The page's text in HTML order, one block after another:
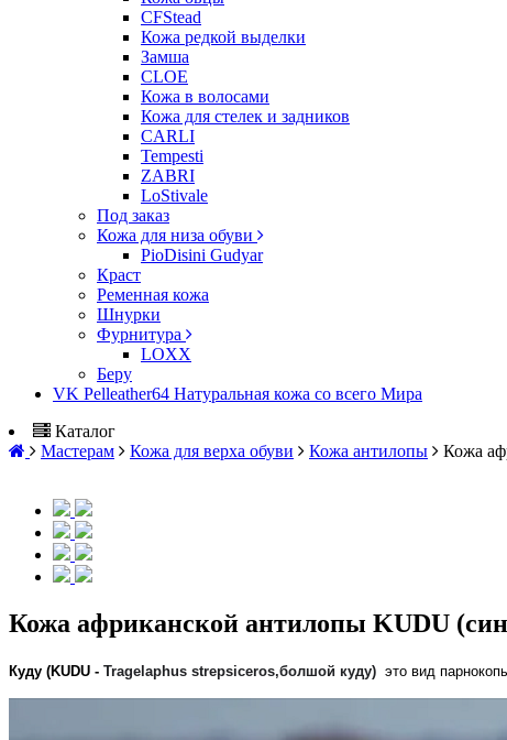
CFStead
Кожа редкой выделки
Замша
CLOE
Кожа в волосами
Кожа для стелек и задников
CARLI
Tempesti
ZABRI
LoStivale
Под заказ
Кожа для низа обуви
PioDisini Gudyar
Краст
Ременная кожа
Шнурки
Фурнитура
LOXX
Беру
VK Pelleather64 Натуральная кожа со всего Мира
Каталог
Мастерам
Кожа для верха обуви Кожа антилопы Кожа
Кожа африканской антилопы KUDU
Куду (KUDU - Tragelaphus strepsiceros,болшой куду) это вид